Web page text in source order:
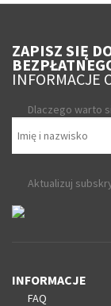
ZAPISZ SIĘ
INFORMACJE
Dlaczego warto
Aktualizuj
INFORMACJE
FAQ